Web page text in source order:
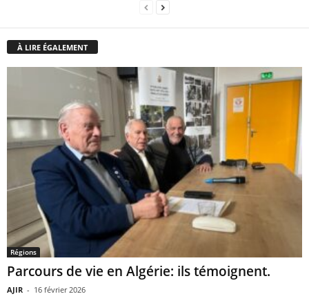
À LIRE ÉGALEMENT
Régions
Parcours de vie en Algérie: ils témoignent.
AJIR - 16 février 2026